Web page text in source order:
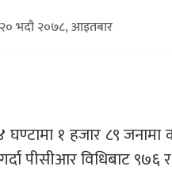
२० भदौ २०७८, आइतबार
१ हजार ८९
पीसीआर विधिबाट